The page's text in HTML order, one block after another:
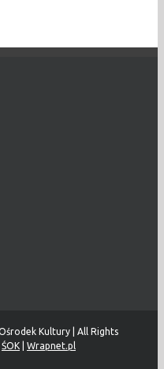
Kultury | All Rights
ŚOK Wrapnet.pl